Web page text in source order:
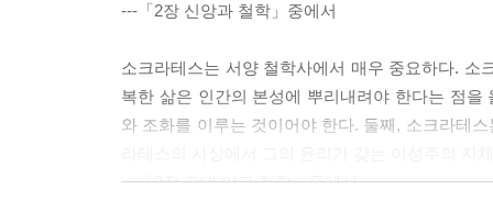
---「2장 신앙과 철학」중에서
소크라테스는 서양 철학사에서 매우 중요하다.
복한 삶은 인간의 본성에 뿌리내려야 한다는 점
와 조화를 이루는 것이어야 한다. 둘째, 소크라테
---「3장 고대 이교 철학」중에서